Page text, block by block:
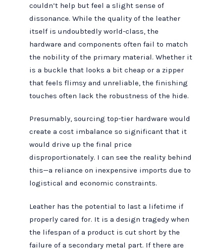
couldn’t help but feel a slight sense of
dissonance. While the quality of the leather
itself is undoubtedly world-class, the
hardware and components often fail to match
the nobility of the primary material. Whether it
is a buckle that looks a bit cheap or a zipper
that feels flimsy and unreliable, the finishing
touches often lack the robustness of the hide.
Presumably, sourcing top-tier hardware would
create a cost imbalance so significant that it
would drive up the final price
disproportionately. I can see the reality behind
this—a reliance on inexpensive imports due to
logistical and economic constraints.
Leather has the potential to last a lifetime if
properly cared for. It is a design tragedy when
the lifespan of a product is cut short by the
failure of a secondary metal part. If there are